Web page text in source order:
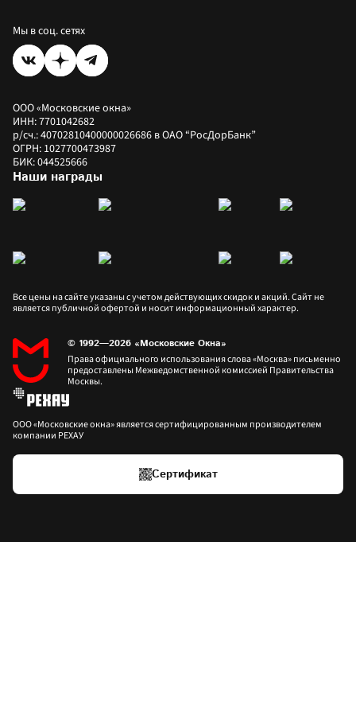
Мы в соц. сетях
ООО «Московские окна»
ИНН: 7701042682
БИК: 044525666
р/сч.: 40702810400000026686 в ОАО “РосДорБанк”
ОГРН: 1027700473987
Наши награды
Все цены на сайте указаны с учетом действующих скидок и акций. Сайт не
является публичной офертой и носит информационный характер.
© 1992—2026 «Московские Окна»
Права официального использования слова «Москва» письменно
предоставлены Межведомственной комиссией Правительства
Москвы.
ООО «Московские окна» является сертифицированным производителем
компании РЕХАУ
Сертификат